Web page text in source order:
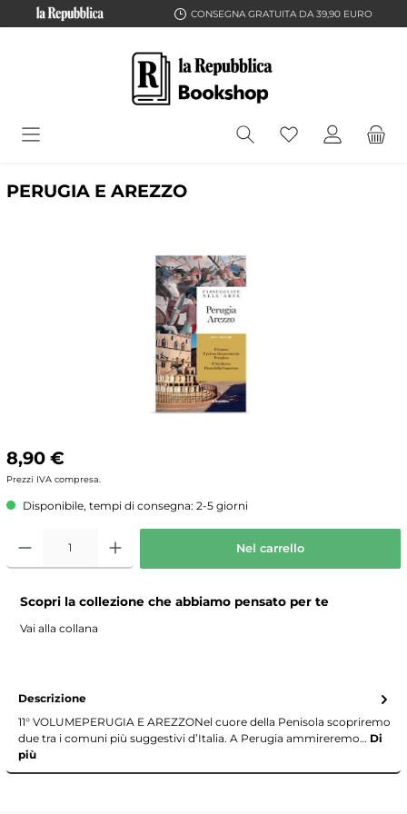
CONSEGNA GRATUITA DA 39,90 EURO
PERUGIA E AREZZO
8,90 €
Prezzi IVA compresa.
Disponibile, tempi di consegna: 2-5 giorni
Nel carrello
Scopri la collezione che abbiamo pensato per te
Vai alla collana
Descrizione
11° VOLUMEPERUGIA E AREZZONel cuore della Penisola scopriremo
due tra i comuni più suggestivi d’Italia. A Perugia ammireremo… Di
più